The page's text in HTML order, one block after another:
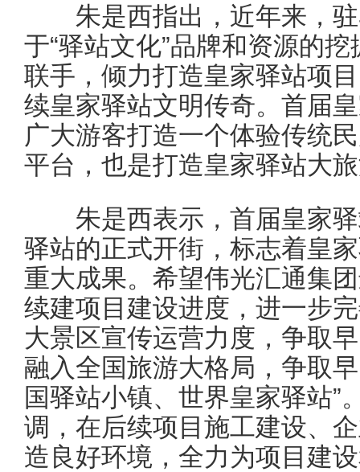
朱是西指出，近年来，驻
于“驿站文化”品牌和资源的
联手，倾力打造皇家驿站项
续皇家驿站文明传奇。首届
广大游客打造一个体验传统
平台，也是打造皇家驿站大
朱是西表示，首届皇家驿
驿站的正式开街，标志着皇
重大成果。希望伟光汇通集
续建项目建设进度，进一步
大景区宣传运营力度，争取
融入全国旅游大格局，争取
国驿站小镇、世界皇家驿站”
调，在后续项目施工建设、
造良好环境，全力为项目建